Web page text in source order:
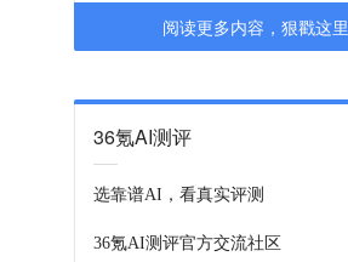
阅读更多内容，狠戳这里
36氪AI测评
选靠谱AI，看真实评测
36氪AI测评官方交流社区